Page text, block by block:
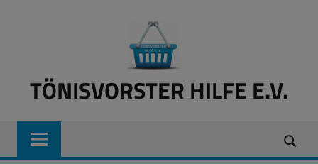
TÖNISVORSTER HILFE E.V.
Lebensmittel
für
Bedürftige